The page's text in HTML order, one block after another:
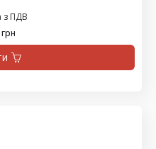
з ПДВ